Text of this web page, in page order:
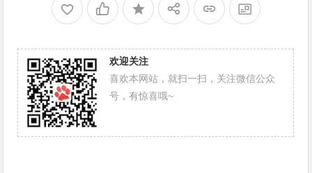
欢迎关注
喜欢本网站，就扫一扫，关注微信公众
号，有惊喜哦~